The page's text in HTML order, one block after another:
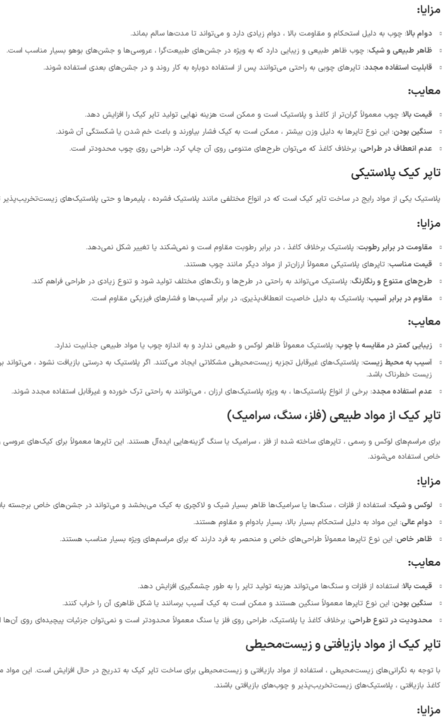
مزایا:
دوام بالا: چوب به دلیل استحکام و مقاومت بالا ، دوام زیادی دارد و می‌تواند تا مدت‌ها سالم بماند.
ظاهر طبیعی و شیک: چوب ظاهر طبیعی و زیبایی دارد که به ویژه در جشن‌های طبیعت‌گرا ، عروسی‌ها و جشن‌های بوهو بسیار مناسب است.
قابلیت استفاده مجدد: تاپرهای چوبی به راحتی می‌توانند پس از استفاده دوباره به کار روند و در جشن‌های بعدی استفاده شوند.
معایب:
قیمت بالا: چوب معمولاً گران‌تر از کاغذ و پلاستیک است و ممکن است هزینه نهایی تولید تاپر کیک را افزایش دهد.
سنگین بودن: این نوع تاپرها به دلیل وزن بیشتر ، ممکن است به کیک فشار بیاورند و باعث خم شدن یا شکستگی آن شوند.
عدم انعطاف در طراحی: برخلاف کاغذ که می‌توان طرح‌های متنوعی روی آن چاپ کرد، طراحی روی چوب محدودتر است.
تاپر کیک پلاستیکی
پلاستیک یکی از مواد رایج در ساخت تاپر کیک است که در انواع مختلفی مانند پلاستیک فشرده ، پلیمرها و حتی پلاستیک‌های
مزایا:
مقاومت در برابر رطوبت: پلاستیک برخلاف کاغذ ، در برابر رطوبت مقاوم است و نمی‌شکند یا تغییر شکل نمی‌دهد.
قیمت مناسب: تاپرهای پلاستیکی معمولاً ارزان‌تر از مواد دیگر مانند چوب هستند.
طرح‌های متنوع و رنگارنگ: پلاستیک می‌تواند به راحتی در طرح‌ها و رنگ‌های مختلف تولید شود و تنوع زیادی در طراحی فراهم کند.
مقاوم در برابر آسیب: پلاستیک به دلیل خاصیت انعطاف‌پذیری، در برابر آسیب‌ها و فشارهای فیزیکی مقاوم است.
معایب:
زیبایی کمتر در مقایسه با چوب: پلاستیک معمولاً ظاهر لوکس و طبیعی ندارد و به اندازه چوب یا مواد طبیعی جذابیت ندارد.
آسیب به محیط زیست: پلاستیک‌های غیرقابل تجزیه زیست‌محیطی مشکلاتی ایجاد می‌کنند. اگر پلاستیک به درستی بازیافت نشود ، می‌تواند
زیست خطرناک باشد.
عدم استفاده مجدد: برخی از انواع پلاستیک‌ها ، به ویژه پلاستیک‌های ارزان ، می‌توانند به راحتی ترک خورده و غیرقابل استفاده مجدد شوند.
تاپر کیک از مواد طبیعی (فلز، سنگ، سرامیک)
برای مراسم‌های لوکس و رسمی ، تاپرهای ساخته شده از فلز ، سرامیک یا سنگ گزینه‌هایی ایده‌آل هستند. این تاپرها معمولاً برای کیک‌های
خاص استفاده می‌شوند.
مزایا:
لوکس و شیک: استفاده از فلزات ، سنگ‌ها یا سرامیک‌ها ظاهر بسیار شیک و لاکچری به کیک می‌بخشد و می‌تواند در جشن‌های خاص برجسته
دوام عالی: این مواد به دلیل استحکام بسیار بالا، بسیار بادوام و مقاوم هستند.
ظاهر خاص: این نوع تاپرها معمولاً طراحی‌های خاص و منحصر به فرد دارند که برای مراسم‌های ویژه بسیار مناسب هستند.
معایب:
قیمت بالا: استفاده از فلزات و سنگ‌ها می‌تواند هزینه تولید تاپر را به طور چشمگیری افزایش دهد.
سنگین بودن: این نوع تاپرها معمولاً سنگین هستند و ممکن است به کیک آسیب برسانند یا شکل ظاهری آن را خراب کنند.
محدودیت در تنوع طراحی: برخلاف کاغذ یا پلاستیک، طراحی روی فلز یا سنگ معمولاً محدودتر است و نمی‌توان جزئیات پیچیده‌ای روی آن‌ها
تاپر کیک از مواد بازیافتی و زیست‌محیطی
با توجه به نگرانی‌های زیست‌محیطی ، استفاده از مواد بازیافتی و زیست‌محیطی برای ساخت تاپر کیک به تدریج در حال افزایش است. این مواد
کاغذ بازیافتی ، پلاستیک‌های زیست‌تخریب‌پذیر و چوب‌های بازیافتی باشند.
مزایا: